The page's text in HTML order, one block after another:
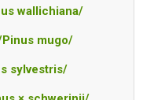
wallichiana/
mugo/
sylvestris/